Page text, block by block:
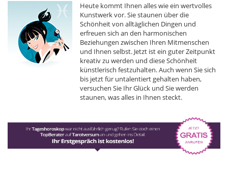
Heute kommt Ihnen alles wie ein wertvolles
Kunstwerk vor. Sie staunen über die
Schönheit von alltäglichen Dingen und
erfreuen sich an den harmonischen
Beziehungen zwischen Ihren Mitmenschen
und Ihnen selbst. Jetzt ist ein guter Zeitpunkt
kreativ zu werden und diese Schönheit
künstlerisch festzuhalten. Auch wenn Sie sich
bis jetzt für untalentiert gehalten haben,
versuchen Sie Ihr Glück und Sie werden
staunen, was alles in Ihnen steckt.